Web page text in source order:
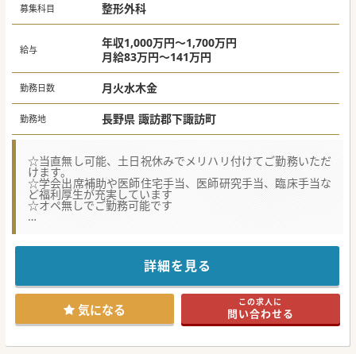
募集科目 整形外科
給与
年収1,000万円～1,700万円
月給83万円～141万円
勤務日数 月火水木金
勤務地 長野県 諏訪郡下諏訪町
☆当直無し可能、土日祝休みでメリハリ付けてご勤務いただ
けます。
☆学会出席補助や医師住宅手当、医師研究手当、臨床手当な
ど福利厚生が充実しています
☆オペ無しでご勤務可能です
ICや駅も近く、通勤面も便利です。
県外からお越しの医師も活躍されており、地域医療にご興味
ある方はお気軽にお問い合わせください！
#秋入職可
詳細を見る
気になる この求人に
問い合わせる